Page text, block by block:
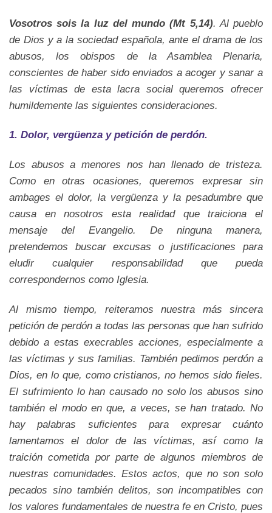
Vosotros sois la luz del mundo (Mt 5,14). Al pueblo
de Dios y a la sociedad española, ante el drama de los
abusos, los obispos de la Asamblea Plenaria,
conscientes de haber sido enviados a acoger y sanar a
las víctimas de esta lacra social queremos ofrecer
humildemente las siguientes consideraciones.
1. Dolor, vergüenza y petición de perdón.
Los abusos a menores nos han llenado de tristeza.
Como en otras ocasiones, queremos expresar sin
ambages el dolor, la vergüenza y la pesadumbre que
causa en nosotros esta realidad que traiciona el
mensaje del Evangelio. De ninguna manera,
pretendemos buscar excusas o justificaciones para
eludir cualquier responsabilidad que pueda
correspondernos como Iglesia.
Al mismo tiempo, reiteramos nuestra más sincera
petición de perdón a todas las personas que han sufrido
debido a estas execrables acciones, especialmente a
las víctimas y sus familias. También pedimos perdón a
Dios, en lo que, como cristianos, no hemos sido fieles.
El sufrimiento lo han causado no solo los abusos sino
también el modo en que, a veces, se han tratado. No
hay palabras suficientes para expresar cuánto
lamentamos el dolor de las víctimas, así como la
traición cometida por parte de algunos miembros de
nuestras comunidades. Estos actos, que no son solo
pecados sino también delitos, son incompatibles con
los valores fundamentales de nuestra fe en Cristo, pues